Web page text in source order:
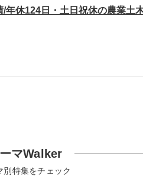
年休124日・土日祝休の農業土
マWalker
別特集をチェック